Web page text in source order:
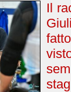
Il